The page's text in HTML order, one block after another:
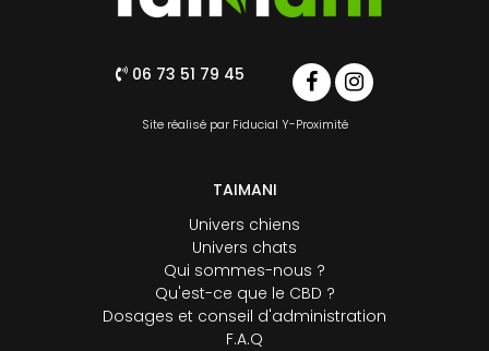
06 73 51 79 45
Site réalisé par Fiducial Y-Proximité
TAIMANI
Univers chiens
Univers chats
Qui sommes-nous ?
Qu'est-ce que le CBD ?
Dosages et conseil d'administration
F.A.Q